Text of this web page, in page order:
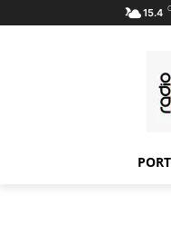
15.4 C